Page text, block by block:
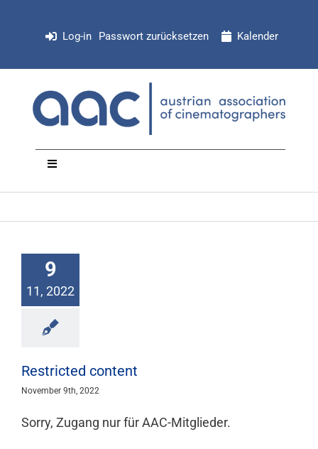
Log-in Passwort zurücksetzen Kalender
Toggle
Mitglieder
Berufsbilder
9
11, 2022
Restricted content
November 9th, 2022
Sorry, Zugang nur für AAC-Mitglieder.